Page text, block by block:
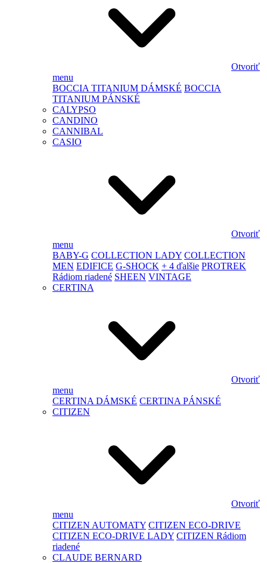
Otvoriť
menu
BOCCIA TITANIUM DÁMSKÉ BOCCIA
TITANIUM PÁNSKÉ
CALYPSO
CANDINO
CANNIBAL
CASIO
Otvoriť
menu
BABY-G COLLECTION LADY COLLECTION
MEN EDIFICE G-SHOCK + 4 ďalšie PROTREK
Rádiom riadené SHEEN VINTAGE
CERTINA
Otvoriť
menu
CERTINA DÁMSKÉ CERTINA PÁNSKÉ
CITIZEN
Otvoriť
menu
CITIZEN AUTOMATY CITIZEN ECO-DRIVE
CITIZEN ECO-DRIVE LADY CITIZEN Rádiom
riadené
CLAUDE BERNARD